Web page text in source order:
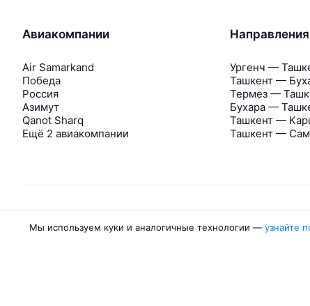
Авиакомпании
Air Samarkand
Победа
Россия
Азимут
Qanot Sharq
Ещё 2 авиакомпании
Направления
Ургенч —
Ташкент —
Термез —
Бухара —
Ташкент —
Ташкент —
Об Авиасейлс
Мы используем куки и аналогичные технологии — узнайте